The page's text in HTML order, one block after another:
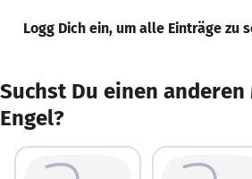
Logg Dich ein, um alle Einträge zu
Suchst Du einen anderen
Engel?